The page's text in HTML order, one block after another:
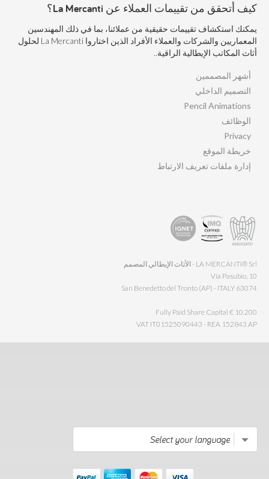
كيف أتحقق من تقييمات العملاء عن La Mercanti؟
يمكنك استكشاف تقييمات حقيقية من عملائنا، بما في ذلك المهندسين
المعماريين والشركات والعملاء الأفراد الذين اختاروا La Mercanti لحلول
أثاث المكاتب الإيطالية الراقية..
أشهر المصممين
التصميم الداخلي
Pencil Animations
الوظائف
Privacy
خريطة الموقع
إدارة ملفات تعريف الارتباط
LA MERCANTI® Srl - الأثاث الإيطالي المصمم
Via Pasubio, 10
63074 San Benedetto del Tronto (AP) - ITALY
Fully Paid Share Capital € 10.200
VAT IT01525090443 - REA 152843 AP